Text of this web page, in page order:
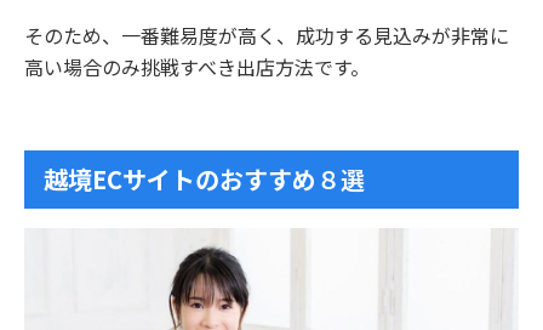
そのため、一番難易度が高く、成功する見込みが非常に
高い場合のみ挑戦すべき出店方法です。
越境ECサイトのおすすめ ８選